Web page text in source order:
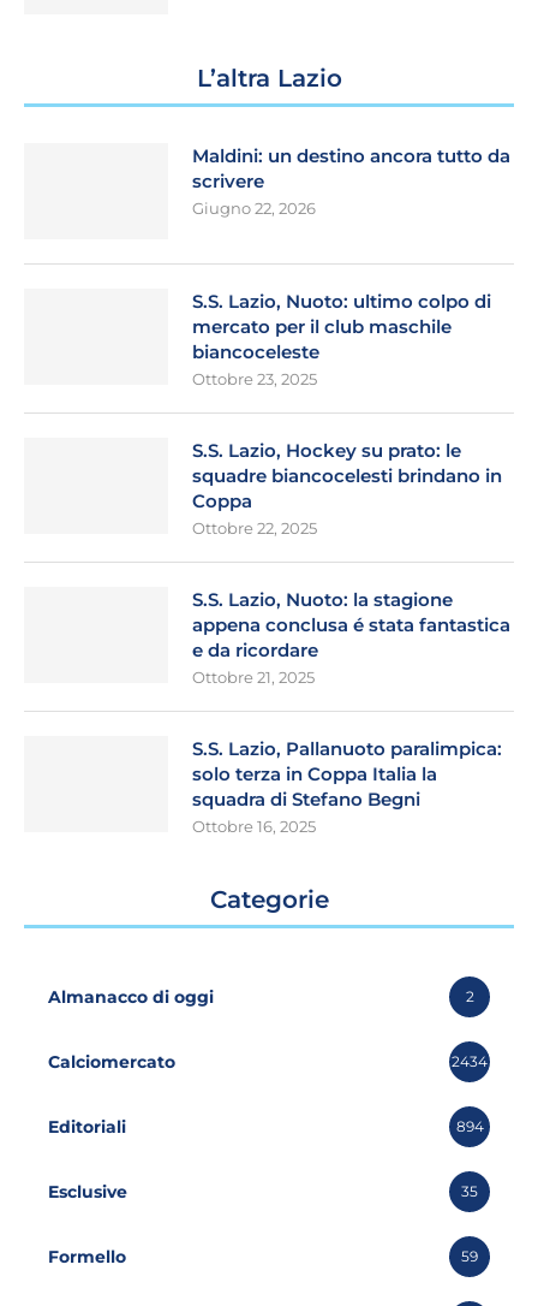
L’altra Lazio
Maldini: un destino ancora tutto da
scrivere
Giugno 22, 2026
S.S. Lazio, Nuoto: ultimo colpo di
mercato per il club maschile
biancoceleste
Ottobre 23, 2025
S.S. Lazio, Hockey su prato: le
squadre biancocelesti brindano in
Coppa
Ottobre 22, 2025
S.S. Lazio, Nuoto: la stagione
appena conclusa é stata fantastica
e da ricordare
Ottobre 21, 2025
S.S. Lazio, Pallanuoto paralimpica:
solo terza in Coppa Italia la
squadra di Stefano Begni
Ottobre 16, 2025
Categorie
Almanacco di oggi 2
Calciomercato 2434
Editoriali 894
Esclusive 35
Formello 59